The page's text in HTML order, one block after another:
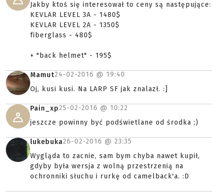
Jakby ktoś się interesował to ceny są następujące:
KEVLAR LEVEL 3A - 1480$
KEVLAR LEVEL 2A - 1350$
fiberglass - 480$
+ "back helmet" - 195$
Mamut24-02-2016 @ 19:40
Oj, kusi kusi. Na LARP SF jak znalazł. :]
Pain_xp25-02-2016 @ 10:22
jeszcze powinny być podświetlane od środka ;)
lukebuka26-02-2016 @ 23:35
Wygląda to zacnie, sam bym chyba nawet kupił,
gdyby była wersja z wolną przestrzenią na
ochronniki słuchu i rurkę od camelback'a. :D